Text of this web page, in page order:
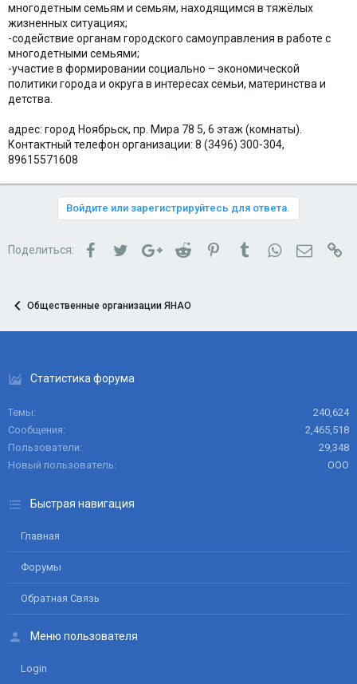
многодетным семьям и семьям, находящимся в тяжёлых
жизненных ситуациях;
-содействие органам городского самоуправления в работе с
многодетными семьями;
-участие в формировании социально – экономической
политики города и округа в интересах семьи, материнства и
детства.
адрес: город Ноябрьск, пр. Мира 78 5, 6 этаж (комнаты).
Контактный телефон организации: 8 (3496) 300-304,
89615571608
Войдите или зарегистрируйтесь для ответа.
Поделиться: FacebookTwitterGoogle+Reddit PinterestTumblrWhatsApp
Общественные организации ЯНАО
Статистика форума
Темы
240,624
Сообщения
2,465,518
Пользователи
29,348
Новый пользователь
ООО
Быстрая навигация
Главная
Форумы
Обратная Связь
Меню пользователя
Login